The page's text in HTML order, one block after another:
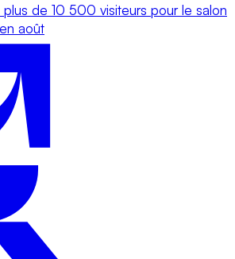
plus de 10 500 visiteurs pour le salon
août